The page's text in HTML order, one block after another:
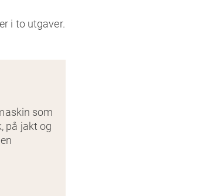
i to utgaver.
som
på jakt og